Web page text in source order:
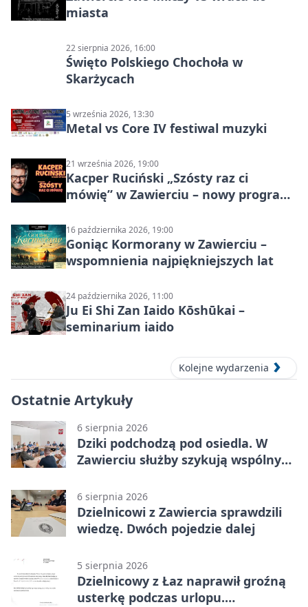
miasta
22 sierpnia 2026, 16:00
Święto Polskiego Chochoła w
Skarżycach
5 września 2026, 13:30
Metal vs Core IV festiwal muzyki
21 września 2026, 19:00
Kacper Ruciński „Szósty raz ci
mówię” w Zawierciu – nowy program
16 października 2026, 19:00
Goniąc Kormorany w Zawierciu –
wspomnienia najpiękniejszych lat
24 października 2026, 11:00
Ju Ei Shi Zan Iaido Kōshūkai –
seminarium iaido
Kolejne wydarzenia
Ostatnie Artykuły
6 sierpnia 2026
Dziki podchodzą pod osiedla. W
Zawierciu służby szykują wspólny
6 sierpnia 2026
Dzielnicowi z Zawiercia sprawdzili
wiedzę. Dwóch pojedzie dalej
5 sierpnia 2026
Dzielnicowy z Łaz naprawił groźną
usterkę podczas urlopu.